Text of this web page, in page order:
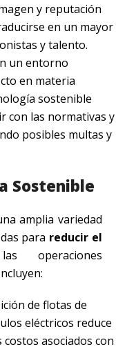
y reputación
en un mayor
y talento.
un entorno
en materia
sostenible
con las normativas y
posibles multas y
Sostenible
amplia variedad
para reducir el
operaciones
de flotas de
eléctricos reduce
asociados con